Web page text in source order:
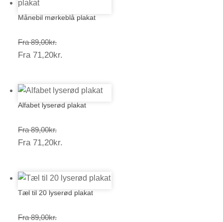
Månebil mørkeblå plakat
Fra 89,00kr.Prisinterval:
89,00kr.
Fra 71,20kr.
Alfabet lyserød plakat
Fra 89,00kr.Prisinterval:
89,00kr.
Fra 71,20kr.
Tæl til 20 lyserød plakat
Fra 89,00kr.Prisinterval: